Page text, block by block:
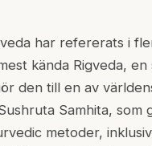
har refererats i
kända Rigveda,
den till en av
Samhita,
metoder,